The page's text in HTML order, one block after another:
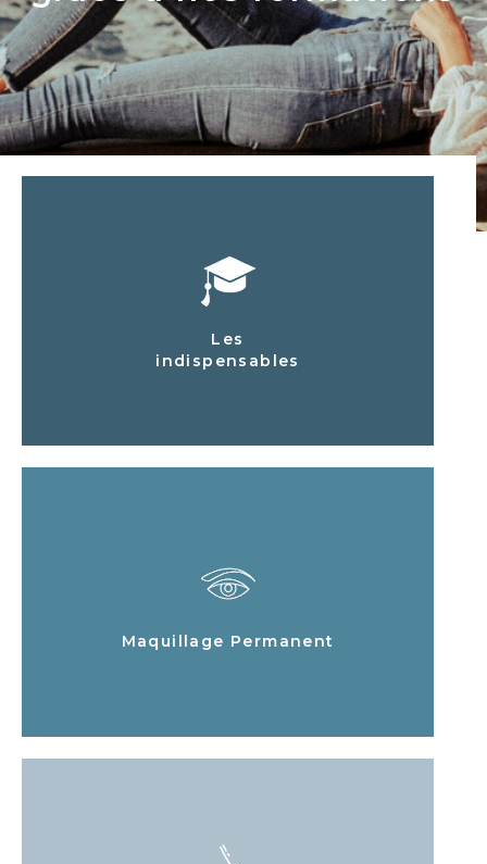
Les
indispensables
Maquillage Permanent